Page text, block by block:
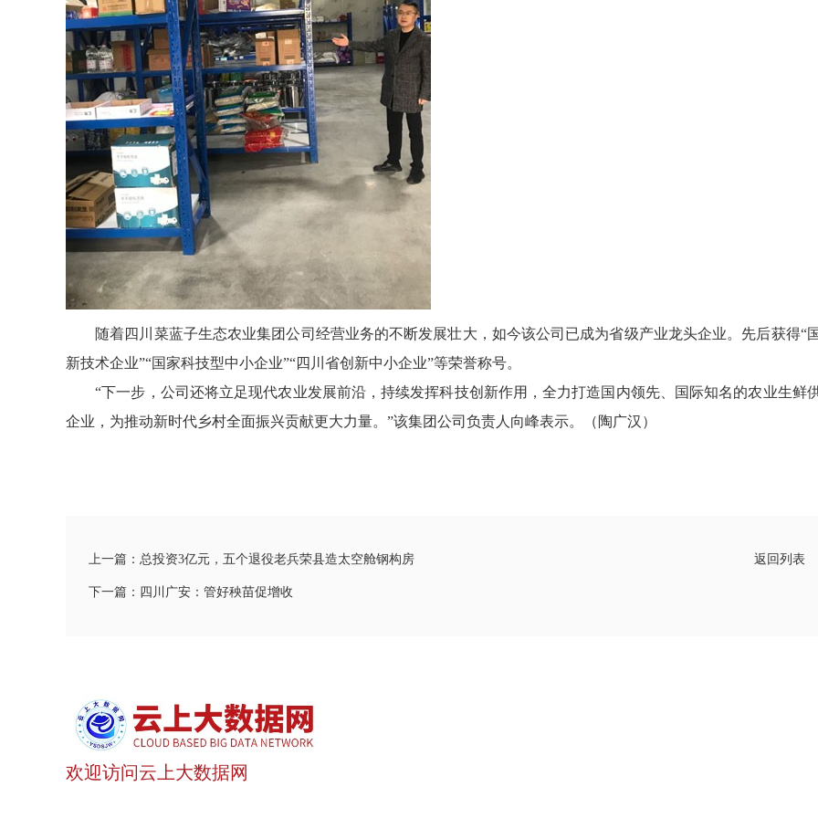
随着四川菜蓝子生态农业集团公司经营业务的不断发展壮大，如今该公司已成为省级产业龙头企业。先后获得“
新技术企业”“国家科技型中小企业”“四川省创新中小企业”等荣誉称号。
“下一步，公司还将立足现代农业发展前沿，持续发挥科技创新作用，全力打造国内领先、国际知名的农业生鲜
企业，为推动新时代乡村全面振兴贡献更大力量。”该集团公司负责人向峰表示。（陶广汉）
上一篇：总投资3亿元，五个退役老兵荣县造太空舱钢构房
下一篇：四川广安：管好秧苗促增收
返回列表
欢迎访问云上大数据网